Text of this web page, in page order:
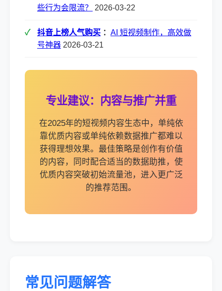
些行为会限流？
2026-03-22
抖音上榜人气购买 ： AI 短视频制作，高效做
号神器 2026-03-21
专业建议：内容与推广并重
在2025年的短视频内容生态中，单纯依
靠优质内容或单纯依赖数据推广都难以
获得理想效果。最佳策略是创作有价值
的内容，同时配合适当的数据助推，使
优质内容突破初始流量池，进入更广泛
的推荐范围。
常见问题解答